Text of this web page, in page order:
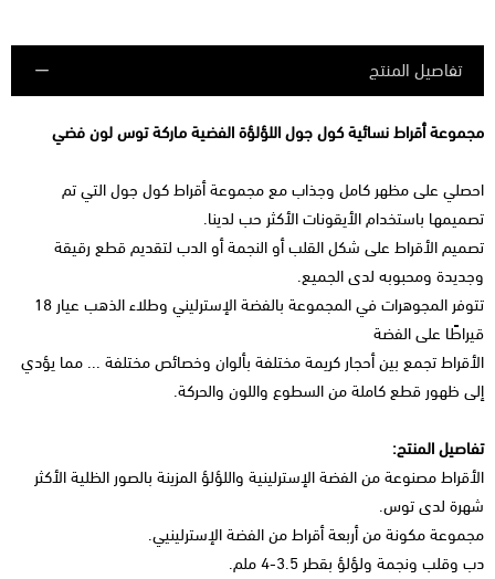
تفاصيل المنتج
مجموعة أقراط نسائية كول جول اللؤلؤة الفضية ماركة توس لون فضي
احصلي على مظهر كامل وجذاب مع مجموعة أقراط كول جول التي تم
تصميمها باستخدام الأيقونات الأكثر حب لدينا.
تصميم الأقراط على شكل القلب أو النجمة أو الدب لتقديم قطع رقيقة
وجديدة ومحبوبه لدى الجميع.
تتوفر المجوهرات في المجموعة بالفضة الإسترليني وطلاء الذهب عيار 18
قيراطًا على الفضة
الأقراط تجمع بين أحجار كريمة مختلفة بألوان وخصائص مختلفة ... مما يؤدي
إلى ظهور قطع كاملة من السطوع واللون والحركة.
تفاصيل المنتج:
الأقراط مصنوعة من الفضة الإسترلينية واللؤلؤ المزينة بالصور الظلية الأكثر
شهرة لدى توس.
مجموعة مكونة من أربعة أقراط من الفضة الإسترلينيي.
دب وقلب ونجمة ولؤلؤ بقطر 3.5-4 ملم.